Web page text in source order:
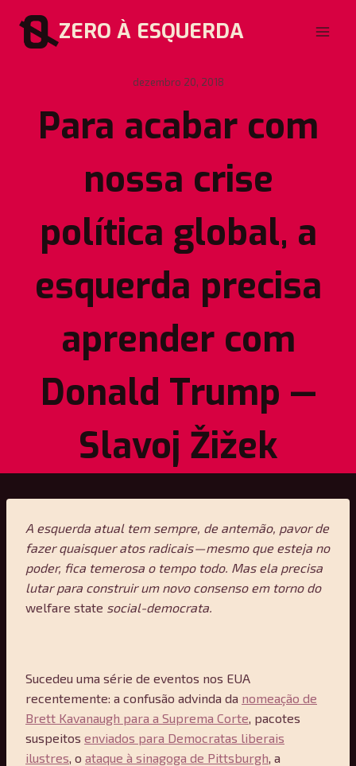
para
ZERO À ESQUERDA
dezembro 20, 2018
Para acabar com
nossa crise
política global, a
esquerda precisa
aprender com
Donald Trump —
Slavoj Žižek
A esquerda atual tem sempre, de antemão, pavor de
fazer quaisquer atos radicais — mesmo que esteja no
poder, fica temerosa o tempo todo. Mas ela precisa
lutar para construir um novo consenso em torno do
welfare state social-democrata.
Sucedeu uma série de eventos nos EUA
recentemente: a confusão advinda da nomeação de
Brett Kavanaugh para a Suprema Corte , pacotes
suspeitos enviados para Democratas liberais
ilustres , o ataque à sinagoga de Pittsburgh , a